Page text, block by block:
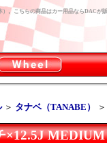
）。こちらの商品はカー用品ならDACが
＞ タナベ（TANABE）
×12.5J